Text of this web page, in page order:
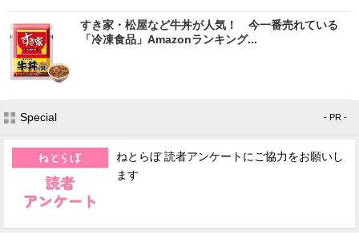
すき家・松屋など牛丼が人気！ 今一番売れている
「冷凍食品」Amazonランキング...
Special - PR -
ねとらぼ 読者アンケートにご協力をお願いし
ます